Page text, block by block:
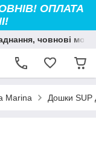
ОПЛАТА
човнові
Marina Дошки SUP